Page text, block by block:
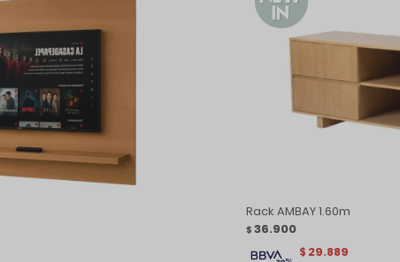
Rack AMBAY 1.60m
$ 36.900
$ 29.889